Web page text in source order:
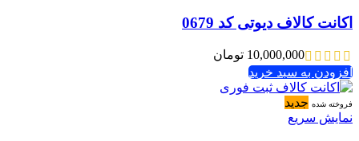
اکانت کالاف دیوتی کد 0679
10,000,000 تومان
افزودن به سبد خرید
فروخته شده جدید
نمایش سریع